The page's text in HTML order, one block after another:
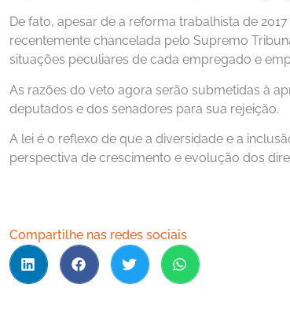
De fato, apesar de a reforma trabalhista de
recentemente chancelada pelo Supremo
situações peculiares de cada empregado e
As razões do veto agora serão submetidas à
deputados e dos senadores para sua rejeição.
A lei é o reflexo de que a diversidade e a
perspectiva de crescimento e evolução dos
Compartilhe nas redes sociais